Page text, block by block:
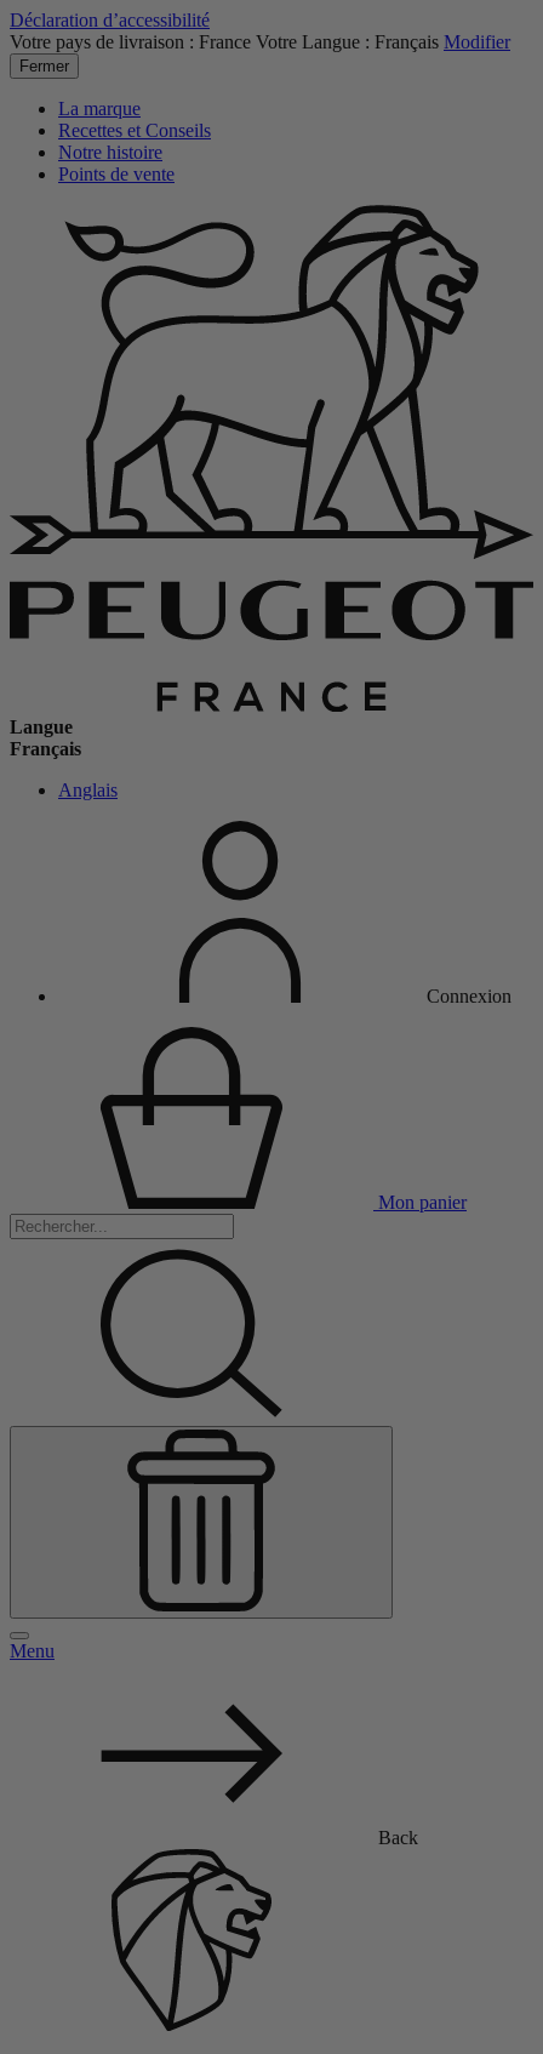
Déclaration d’accessibilité
Votre pays de livraison : France Votre Langue : Français Modifier
Fermer
La marque
Recettes et Conseils
Notre histoire
Points de vente
Langue
Français
Anglais
Connexion
Mon panier
Menu
Back